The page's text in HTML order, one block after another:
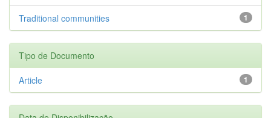
1
Traditional communities
Tipo de Documento
1
Article